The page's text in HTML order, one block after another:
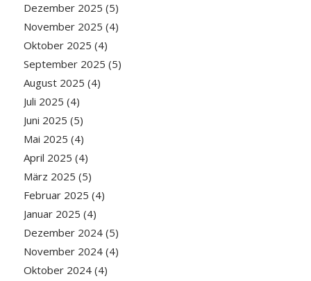
Dezember 2025 (5)
November 2025 (4)
Oktober 2025 (4)
September 2025 (5)
August 2025 (4)
Juli 2025 (4)
Juni 2025 (5)
Mai 2025 (4)
April 2025 (4)
März 2025 (5)
Februar 2025 (4)
Januar 2025 (4)
Dezember 2024(5)
November 2024(4)
Oktober 2024(4)